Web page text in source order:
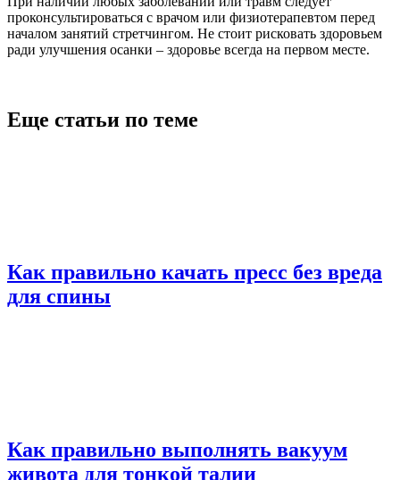
проконсультироваться с врачом или физиотерапевтом перед
началом занятий стретчингом. Не стоит рисковать здоровьем
ради улучшения осанки – здоровье всегда на первом месте.
Еще статьи по теме
Как правильно качать пресс без вреда
для спины
Как правильно выполнять вакуум
живота для тонкой талии